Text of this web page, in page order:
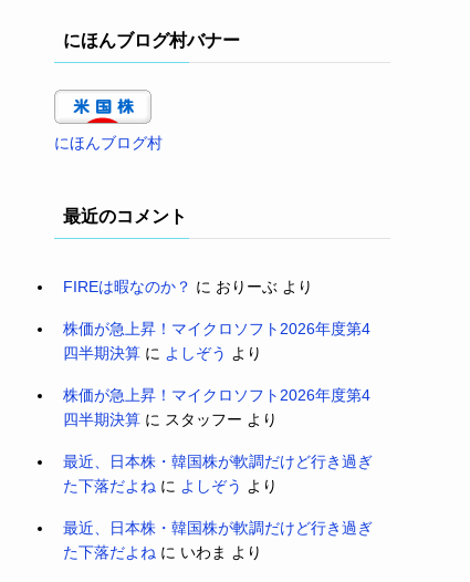
にほんブログ村バナー
にほんブログ村
最近のコメント
FIREは暇なのか？ に おりーぶ より
株価が急上昇！マイクロソフト2026年度第4
四半期決算 に よしぞう より
株価が急上昇！マイクロソフト2026年度第4
四半期決算 に スタッフー より
最近、日本株・韓国株が軟調だけど行き過ぎ
た下落だよね に よしぞう より
最近、日本株・韓国株が軟調だけど行き過ぎ
た下落だよね に いわま より